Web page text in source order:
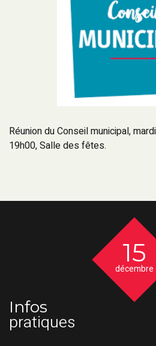
Réunion du Conseil municipal,
19h00, Salle des fêtes.
15
décembre
Infos
pratiques